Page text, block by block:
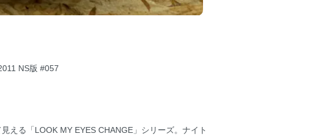
NS版 #057
える「LOOK MY EYES CHANGE」シリーズ。ナイト